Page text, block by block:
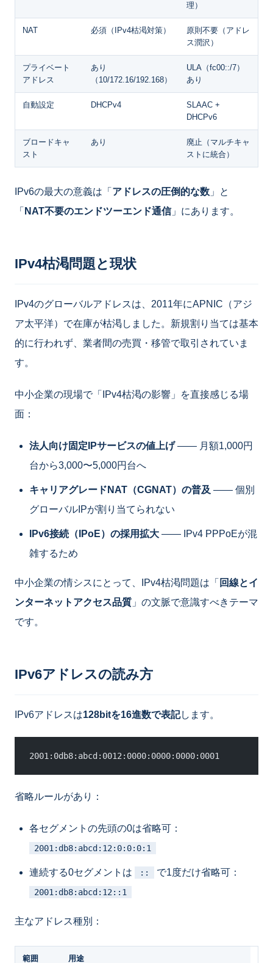
理）
NAT 必須（IPv4枯渇対策）
原則不要（アドレ
ス潤沢）
プライベート
アドレス
あり
（10/172.16/192.168）
ULA（fc00::/7）
あり
自動設定 DHCPv4
SLAAC +
DHCPv6
ブロードキャ
スト
あり
廃止（マルチキャ
ストに統合）
IPv6の最大の意義は「 アドレスの圧倒的な数 」と
「 NAT不要のエンドツーエンド通信」にあります。
IPv4枯渇問題と現状
IPv4のグローバルアドレスは、2011年にAPNIC（アジ
ア太平洋）で在庫が枯渇しました。新規割り当ては基本
的に行われず、業者間の売買・移管で取引されていま
す。
中小企業の現場で「IPv4枯渇の影響」を直接感じる場
面：
法人向け固定IPサービスの値上げ―― 月額1,000円
台から3,000〜5,000円台へ
キャリアグレードNAT（CGNAT）の普及 ―― 個別
グローバルIPが割り当てられない
IPv6接続（IPoE）の採用拡大 ―― IPv4 PPPoEが混
雑するため
中小企業の情シスにとって、IPv4枯渇問題は「 回線とイ
ンターネットアクセス品質 」の文脈で意識すべきテーマ
です。
IPv6アドレスの読み方
IPv6アドレスは128bitを16進数で表記します。
2001:0db8:abcd:0012:0000:0000:0000:0001
省略ルールがあり：
各セグメントの先頭の0は省略可：
2001:db8:abcd:12:0:0:0:1
連続する0セグメントは :: で1度だけ省略可：
2001:db8:abcd:12::1
主なアドレス種別：
範囲 用途